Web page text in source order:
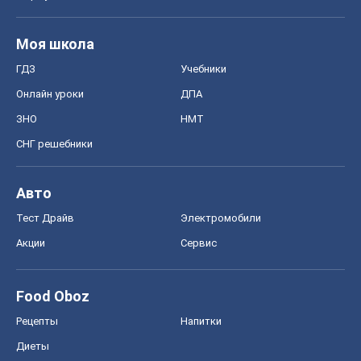
Моя школа
ГДЗ Учебники
Онлайн уроки ДПА
ЗНО НМТ
СНГ решебники
Авто
Тест Драйв Электромобили
Акции Сервис
Food Oboz
Рецепты Напитки
Диеты